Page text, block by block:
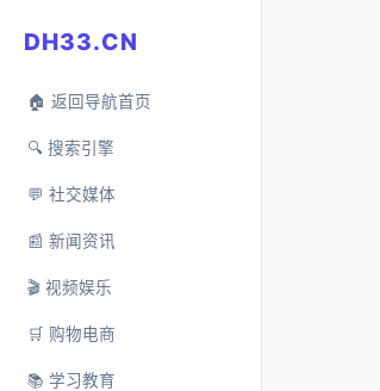
DH33.CN
🏠 返回导航首页
🔍 搜索引擎
💬 社交媒体
📰 新闻资讯
🎬 视频娱乐
🛒 购物电商
📚 学习教育